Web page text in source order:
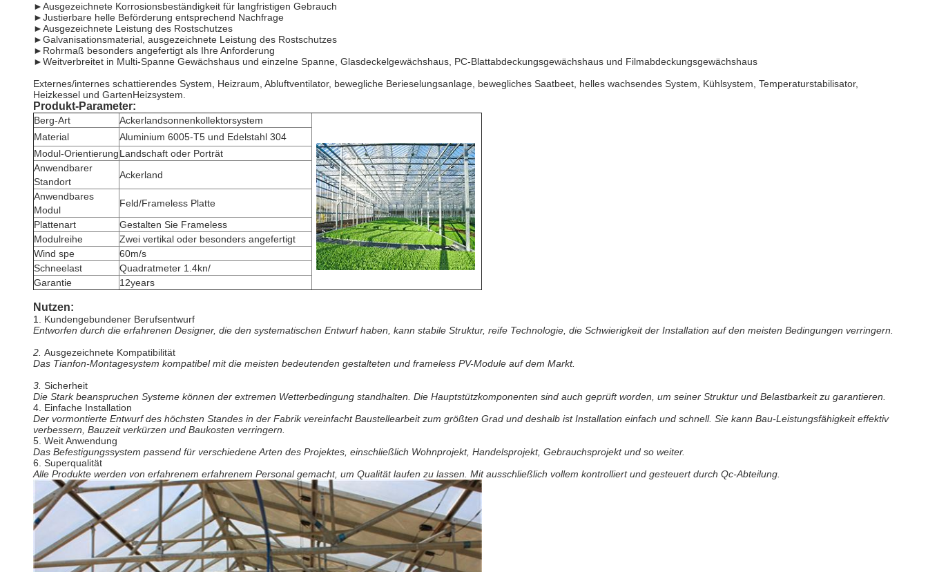
►Ausgezeichnete Korrosionsbeständigkeit für langfristigen Gebrauch
►Justierbare helle Beförderung entsprechend Nachfrage
►Ausgezeichnete Leistung des Rostschutzes
►Galvanisationsmaterial, ausgezeichnete Leistung des Rostschutzes
►Rohrmaß besonders angefertigt als Ihre Anforderung
►Weitverbreitet in Multi-Spanne Gewächshaus und einzelne Spanne, Glasdeckelgewächshaus, PC-Blattabdeckungsgewächshaus und Filmabdeckungsgewächshaus
Externes/internes schattierendes System, Heizraum, Abluftventilator, bewegliche Berieselungsanlage, bewegliches Saatbeet, helles wachsendes System, Kühlsystem, Temperaturstabilisator,
Heizkessel und GartenHeizsystem.
Produkt-Parameter:
Berg-Art
Ackerlandsonnenkollektorsystem
Material
Aluminium 6005-T5 und Edelstahl 304
Modul-OrientierungLandschaft oder Porträt
Anwendbarer
Standort
Ackerland
Anwendbares
Modul
Feld/Frameless Platte
Plattenart
Gestalten Sie Frameless
Modulreihe
Zwei vertikal oder besonders angefertigt
Wind spe
60m/s
Schneelast
Quadratmeter 1.4kn/
Garantie
12years
Nutzen:
1. Kundengebundener Berufsentwurf
Entworfen durch die erfahrenen Designer, die den systematischen Entwurf haben, kann stabile Struktur, reife Technologie, die Schwierigkeit der Installation auf den meisten Bedingungen verringern.
2. Ausgezeichnete Kompatibilität
Das Tianfon-Montagesystem kompatibel mit die meisten bedeutenden gestalteten und frameless PV-Module auf dem Markt.
3. Sicherheit
Die Stark beanspruchen Systeme können der extremen Wetterbedingung standhalten. Die Hauptstützkomponenten sind auch geprüft worden, um seiner Struktur und Belastbarkeit zu garantieren.
4. Einfache Installation
Der vormontierte Entwurf des höchsten Standes in der Fabrik vereinfacht Baustellearbeit zum größten Grad und deshalb ist Installation einfach und schnell. Sie kann Bau-Leistungsfähigkeit effektiv
verbessern, Bauzeit verkürzen und Baukosten verringern.
5. Weit Anwendung
Das Befestigungssystem passend für verschiedene Arten des Projektes, einschließlich Wohnprojekt, Handelsprojekt, Gebrauchsprojekt und so weiter.
6. Superqualität
Alle Produkte werden von erfahrenem erfahrenem Personal gemacht, um Qualität laufen zu lassen. Mit ausschließlich vollem kontrolliert und gesteuert durch Qc-Abteilung.